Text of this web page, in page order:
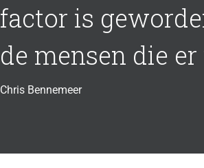
factor is
de mensen die
Chris Bennemeer